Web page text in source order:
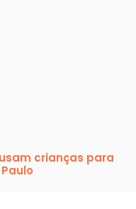
crianças para